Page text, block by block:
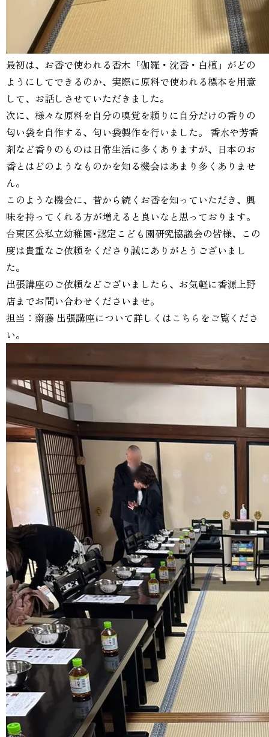
最初は、お香で使われる香木「伽羅・沈香・白檀」がどの
ようにしてできるのか、実際に原料で使われる標本を用意
して、お話しさせていただきました。
次に、様々な原料を自分の嗅覚を頼りに自分だけの香りの
匂い袋を自作する、匂い袋製作を行いました。 香水や芳香
剤など香りのものは日常生活に多くありますが、日本のお
香とはどのようなものかを知る機会はあまり多くありませ
ん。
このような機会に、昔から続くお香を知っていただき、興
味を持ってくれる方が増えると良いなと思っております。
台東区公私立幼稚園･認定こども園研究協議会の皆様、この
度は貴重なご依頼をくださり誠にありがとうございまし
た。
出張講座のご依頼などございましたら、お気軽に香源上野
店までお問い合わせくださいませ。
担当：齋藤 出張講座について詳しくはこちら をご覧くださ
い。